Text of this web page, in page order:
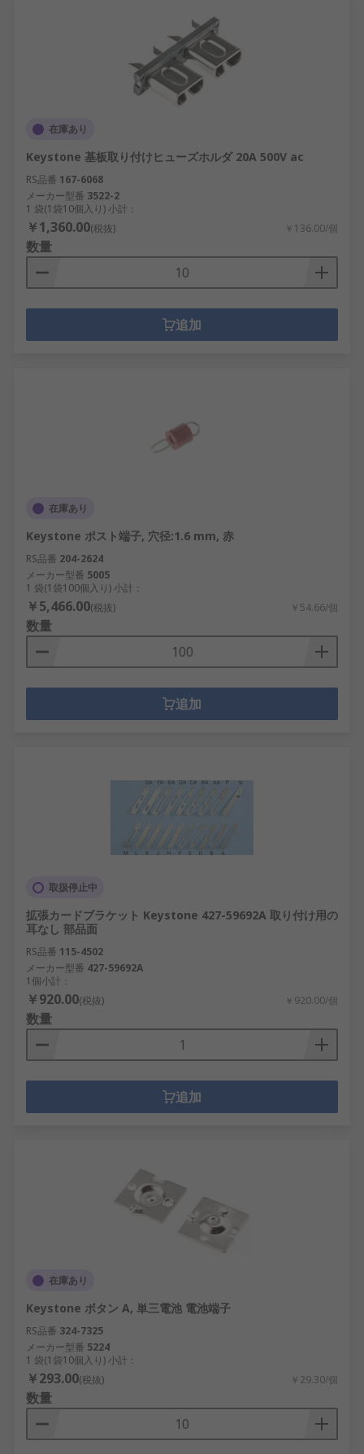
在庫あり
Keystone 基板取り付けヒューズホルダ 20A 500V ac
RS品番 167-6068
メーカー型番 3522-2
1 袋(1袋10個入り) 小計：
￥1,360.00(税抜) ￥136.00/個
数量
追加
在庫あり
Keystone ポスト端子, 穴径:1.6 mm, 赤
RS品番 204-2624
メーカー型番 5005
1 袋(1袋100個入り) 小計：
￥5,466.00(税抜) ￥54.66/個
数量
追加
取扱停止中
拡張カードブラケット Keystone 427-59692A 取り付け用の
耳なし 部品面
RS品番 115-4502
メーカー型番 427-59692A
1個小計：
￥920.00(税抜) ￥920.00/個
数量
追加
在庫あり
Keystone ボタン A, 単三電池 電池端子
RS品番 324-7325
メーカー型番 5224
1 袋(1袋10個入り) 小計：
￥293.00(税抜) ￥29.30/個
数量